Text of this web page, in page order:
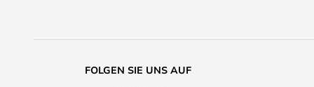
FOLGEN SIE UNS AUF